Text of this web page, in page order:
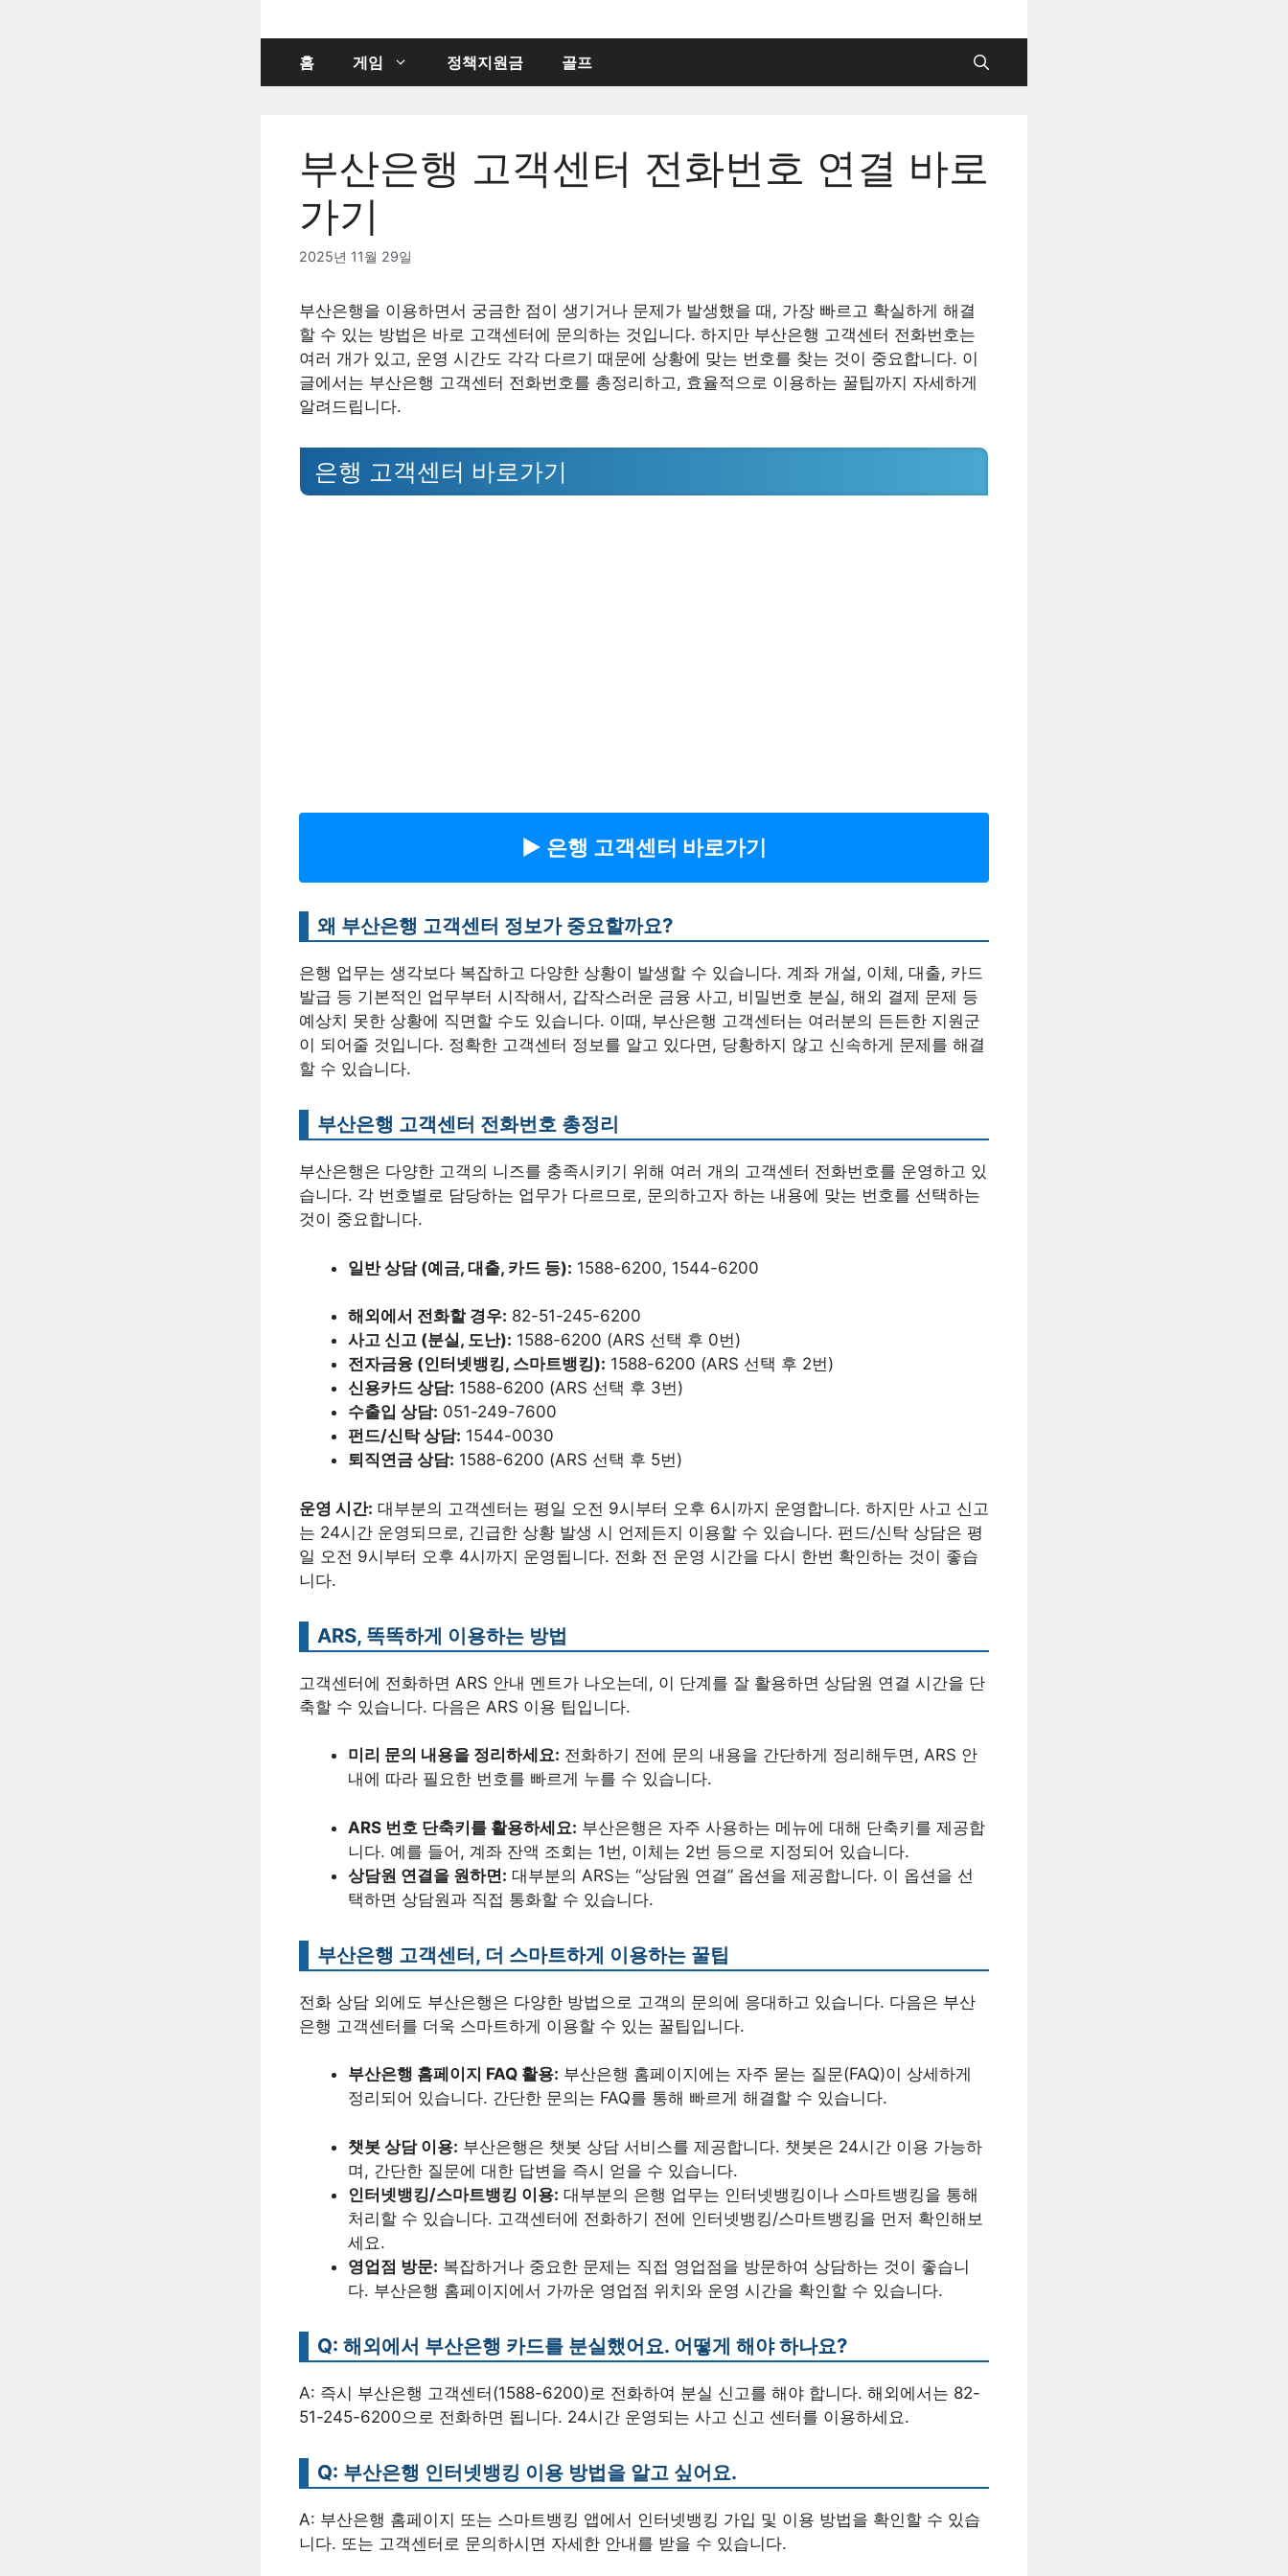
홈 게임 정책지원금 골프
부산은행 고객센터 전화번호 연결 바로
가기
2025년 11월 29일
부산은행을 이용하면서 궁금한 점이 생기거나 문제가 발생했을 때, 가장 빠르고 확실하게 해결
할 수 있는 방법은 바로 고객센터에 문의하는 것입니다. 하지만 부산은행 고객센터 전화번호는
여러 개가 있고, 운영 시간도 각각 다르기 때문에 상황에 맞는 번호를 찾는 것이 중요합니다. 이
글에서는 부산은행 고객센터 전화번호를 총정리하고, 효율적으로 이용하는 꿀팁까지 자세하게
알려드립니다.
은행 고객센터 바로가기
▶︎ 은행 고객센터 바로가기
왜 부산은행 고객센터 정보가 중요할까요?
은행 업무는 생각보다 복잡하고 다양한 상황이 발생할 수 있습니다. 계좌 개설, 이체, 대출, 카드
발급 등 기본적인 업무부터 시작해서, 갑작스러운 금융 사고, 비밀번호 분실, 해외 결제 문제 등
예상치 못한 상황에 직면할 수도 있습니다. 이때, 부산은행 고객센터는 여러분의 든든한 지원군
이 되어줄 것입니다. 정확한 고객센터 정보를 알고 있다면, 당황하지 않고 신속하게 문제를 해결
할 수 있습니다.
부산은행 고객센터 전화번호 총정리
부산은행은 다양한 고객의 니즈를 충족시키기 위해 여러 개의 고객센터 전화번호를 운영하고 있
습니다. 각 번호별로 담당하는 업무가 다르므로, 문의하고자 하는 내용에 맞는 번호를 선택하는
것이 중요합니다.
일반 상담 (예금, 대출, 카드 등): 1588-6200, 1544-6200
해외에서 전화할 경우: 82-51-245-6200
사고 신고 (분실, 도난): 1588-6200 (ARS 선택 후 0번)
전자금융 (인터넷뱅킹, 스마트뱅킹): 1588-6200 (ARS 선택 후 2번)
신용카드 상담: 1588-6200 (ARS 선택 후 3번)
수출입 상담: 051-249-7600
펀드/신탁 상담: 1544-0030
퇴직연금 상담: 1588-6200 (ARS 선택 후 5번)
운영 시간: 대부분의 고객센터는 평일 오전 9시부터 오후 6시까지 운영합니다. 하지만 사고 신고
는 24시간 운영되므로, 긴급한 상황 발생 시 언제든지 이용할 수 있습니다. 펀드/신탁 상담은 평
일 오전 9시부터 오후 4시까지 운영됩니다. 전화 전 운영 시간을 다시 한번 확인하는 것이 좋습
니다.
ARS, 똑똑하게 이용하는 방법
고객센터에 전화하면 ARS 안내 멘트가 나오는데, 이 단계를 잘 활용하면 상담원 연결 시간을 단
축할 수 있습니다. 다음은 ARS 이용 팁입니다.
미리 문의 내용을 정리하세요: 전화하기 전에 문의 내용을 간단하게 정리해두면, ARS 안
내에 따라 필요한 번호를 빠르게 누를 수 있습니다.
ARS 번호 단축키를 활용하세요: 부산은행은 자주 사용하는 메뉴에 대해 단축키를 제공합
니다. 예를 들어, 계좌 잔액 조회는 1번, 이체는 2번 등으로 지정되어 있습니다.
상담원 연결을 원하면: 대부분의 ARS는 “상담원 연결” 옵션을 제공합니다. 이 옵션을 선
택하면 상담원과 직접 통화할 수 있습니다.
부산은행 고객센터, 더 스마트하게 이용하는 꿀팁
전화 상담 외에도 부산은행은 다양한 방법으로 고객의 문의에 응대하고 있습니다. 다음은 부산
은행 고객센터를 더욱 스마트하게 이용할 수 있는 꿀팁입니다.
부산은행 홈페이지 FAQ 활용: 부산은행 홈페이지에는 자주 묻는 질문(FAQ)이 상세하게
정리되어 있습니다. 간단한 문의는 FAQ를 통해 빠르게 해결할 수 있습니다.
챗봇 상담 이용: 부산은행은 챗봇 상담 서비스를 제공합니다. 챗봇은 24시간 이용 가능하
며, 간단한 질문에 대한 답변을 즉시 얻을 수 있습니다.
인터넷뱅킹/스마트뱅킹 이용: 대부분의 은행 업무는 인터넷뱅킹이나 스마트뱅킹을 통해
처리할 수 있습니다. 고객센터에 전화하기 전에 인터넷뱅킹/스마트뱅킹을 먼저 확인해보
세요.
영업점 방문: 복잡하거나 중요한 문제는 직접 영업점을 방문하여 상담하는 것이 좋습니
다. 부산은행 홈페이지에서 가까운 영업점 위치와 운영 시간을 확인할 수 있습니다.
Q: 해외에서 부산은행 카드를 분실했어요. 어떻게 해야 하나요?
A: 즉시 부산은행 고객센터(1588-6200)로 전화하여 분실 신고를 해야 합니다. 해외에서는 82-
51-245-6200으로 전화하면 됩니다. 24시간 운영되는 사고 신고 센터를 이용하세요.
Q: 부산은행 인터넷뱅킹 이용 방법을 알고 싶어요.
A: 부산은행 홈페이지 또는 스마트뱅킹 앱에서 인터넷뱅킹 가입 및 이용 방법을 확인할 수 있습
니다. 또는 고객센터로 문의하시면 자세한 안내를 받을 수 있습니다.